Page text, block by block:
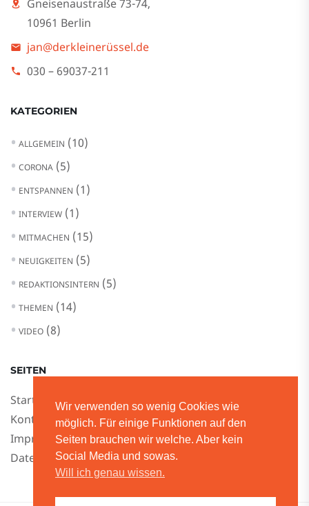
Gneisenaustraße 73-74,
10961 Berlin
jan@derkleinerüssel.de
030 – 69037-211
KATEGORIEN
ALLGEMEIN (10)
CORONA (5)
ENTSPANNEN (1)
INTERVIEW (1)
MITMACHEN (15)
NEUIGKEITEN (5)
REDAKTIONSINTERN (5)
THEMEN (14)
VIDEO (8)
SEITEN
Startseite
Kontakt
Impressum
Datenschutz
Wir verwenden so wenig Cookies wie
möglich. Für einige Funktionen auf den
Seiten brauchen wir welche. Aber kein
Social Media und sowas.
Will ich genau wissen.